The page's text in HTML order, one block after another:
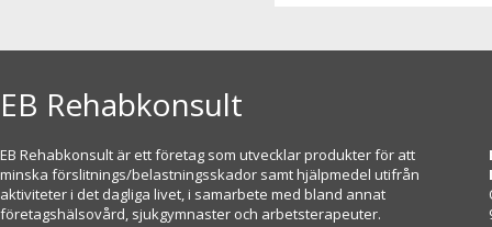
EB Rehabkonsult
EB Rehabkonsult är ett företag som utvecklar produkter för att
minska förslitnings/belastningsskador samt hjälpmedel utifrån
aktiviteter i det dagliga livet, i samarbete med bland annat
företagshälsovård, sjukgymnaster och arbetsterapeuter.